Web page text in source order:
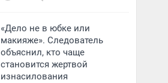
«Дело не в юбке или
макияже». Следователь
объяснил, кто чаще
становится жертвой
изнасилования